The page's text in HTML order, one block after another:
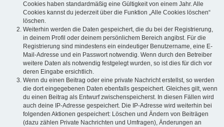
Cookies haben standardmäßig eine Gültigkeit von einem Jahr. Alle
Cookies kannst du jederzeit über die Funktion „Alle Cookies löschen“
löschen.
Weiterhin werden die Daten gespeichert, die du bei der Registrierung,
in deinem Profil oder deinem persönlichem Bereich angibst. Für die
Registrierung sind mindestens ein eindeutiger Benutzername, eine E-
Mail-Adresse und ein Passwort notwendig. Wenn durch den Betreiber
weitere Daten als notwendig festgelegt wurden, so ist dies für dich vor
deren Eingabe ersichtlich.
Wenn du einen Beitrag oder eine private Nachricht erstellst, so werden
die dort eingegebenen Daten ebenfalls gespeichert. Gleiches gilt, wenn
du einen Beitrag als Entwurf zwischenspeicherst. In diesen Fällen wird
auch deine IP-Adresse gespeichert. Die IP-Adresse wird weiterhin bei
folgenden Aktionen gespeichert: Löschen und Ändern von Beiträgen
(dazu zählen Private Nachrichten und Umfragen), Änderungen an